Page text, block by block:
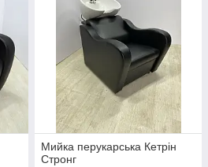
Мийка перукарська Кетрін
Стронг